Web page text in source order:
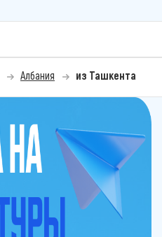
Албания из Ташкента